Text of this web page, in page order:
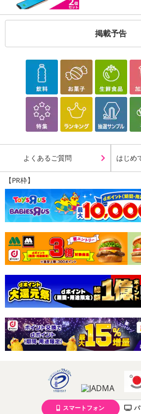
その他共通および商品カテゴリー別注意
さい）
こちらの情報は2026年07月
掲載予告
よくあるご質問 はじめ
【PR枠】
スマートフォン